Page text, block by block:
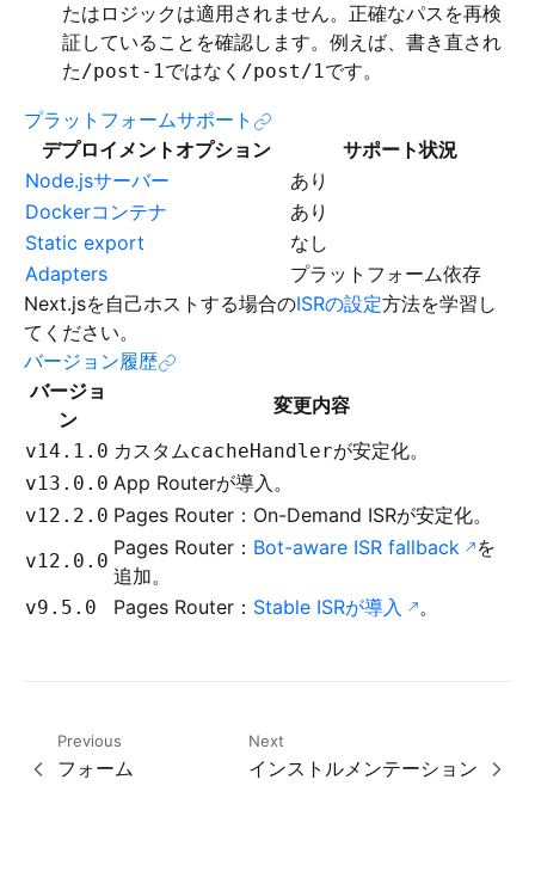
たはロジックは適用されません。正確なパスを再検
証していることを確認します。例えば、書き直され
た/post-1ではなく /post/1です。
プラットフォームサポート
デプロイメントオプション
サポート状況
Node.jsサーバー
あり
Dockerコンテナ
あり
Static export
なし
Adapters
プラットフォーム依存
Next.jsを自己ホストする場合のISRの設定方法を学習し
てください。
バージョン履歴
バージョ
ン
変更内容
v14.1.0 カスタムcacheHandlerが安定化。
v13.0.0 App Routerが導入。
v12.2.0 Pages Router：On-Demand ISRが安定化。
v12.0.0
Pages Router： Bot-aware ISR fallback
を
追加。
v9.5.0 Pages Router： Stable ISRが導入 。
Previous
フォーム
Next
インストルメンテーション